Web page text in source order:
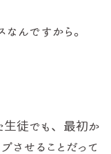
んですから。
生徒でも、最初か
させることだって